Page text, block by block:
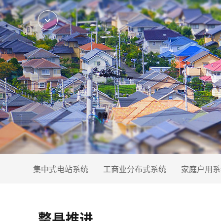
集中式电站系统 工商业分布式系统 家庭户用